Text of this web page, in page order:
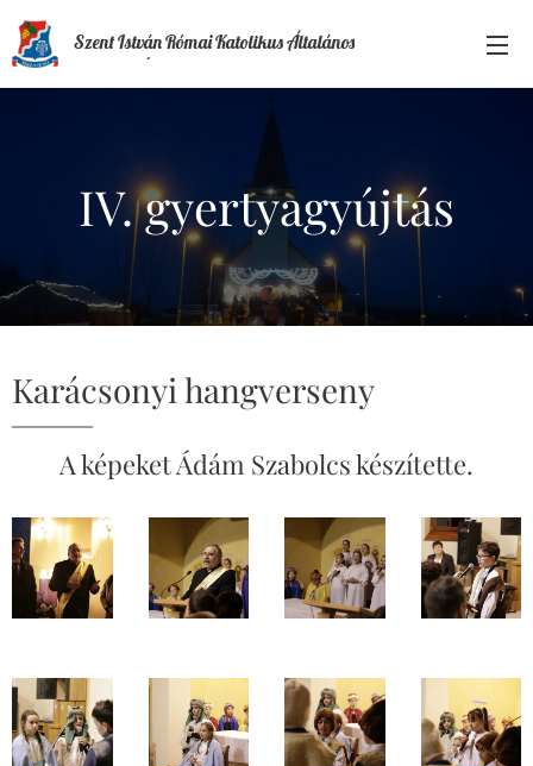
Szent István Római Katolikus Általános
IV. gyertyagyújtás
Karácsonyi hangverseny
A képeket Ádám Szabolcs készítette.